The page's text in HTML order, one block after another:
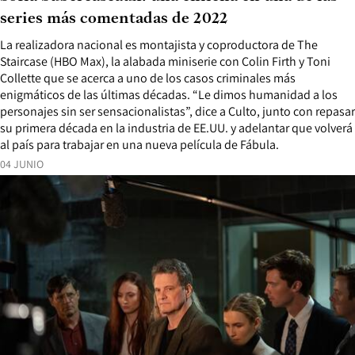
04 JUNIO
La realizadora nacional es montajista y coproductora de The
Staircase (HBO Max), la alabada miniserie con Colin Firth y Toni
Collette que se acerca a uno de los casos criminales más
enigmáticos de las últimas décadas. “Le dimos humanidad a los
personajes sin ser sensacionalistas”, dice a Culto, junto con repasar
su primera década en la industria de EE.UU. y adelantar que volverá
al país para trabajar en una nueva película de Fábula.
series más comentadas de 2022